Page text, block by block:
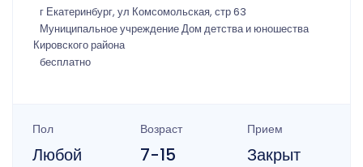
г Екатеринбург, ул Комсомольская, стр 63
Муниципальное учреждение Дом детства и юношества
Кировского района
бесплатно
Пол
Любой
Возраст
7-15
Прием
Закрыт